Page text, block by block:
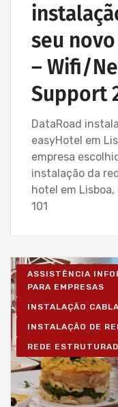
seu
– Wifi/
Support
DataRoad
easyHotel em
empresa
instalação da
hotel em
101
ASSISTÊNCIA
PARA EMPRESAS
INSTALAÇÃO
INSTALAÇÃO DE
REDE